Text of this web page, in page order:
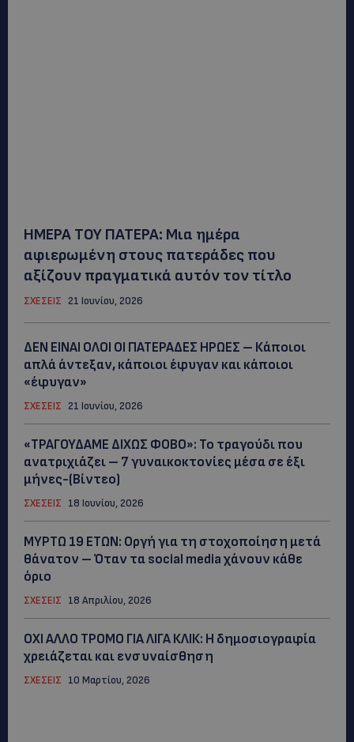
ΗΜΕΡΑ ΤΟΥ ΠΑΤΕΡΑ: Μια ημέρα
αφιερωμένη στους πατεράδες που
αξίζουν πραγματικά αυτόν τον τίτλο
ΣΧΕΣΕΙΣ 21 Ιουνίου, 2026
ΔΕΝ ΕΙΝΑΙ ΟΛΟΙ ΟΙ ΠΑΤΕΡΑΔΕΣ ΗΡΩΕΣ – Κάποιοι
απλά άντεξαν, κάποιοι έφυγαν και κάποιοι
«έφυγαν»
ΣΧΕΣΕΙΣ 21 Ιουνίου, 2026
«ΤΡΑΓΟΥΔΑΜΕ ΔΙΧΩΣ ΦΟΒΟ»: Το τραγούδι που
ανατριχιάζει – 7 γυναικοκτονίες μέσα σε έξι
μήνες-(Βίντεο)
ΣΧΕΣΕΙΣ 18 Ιουνίου, 2026
ΜYΡΤΩ 19 ΕΤΩΝ: Οργή για τη στοχοποίηση μετά
θάνατον – Όταν τα social media χάνουν κάθε
όριο
ΣΧΕΣΕΙΣ 18 Απριλίου, 2026
ΟΧΙ ΑΛΛΟ ΤΡΟΜΟ ΓΙΑ ΛΙΓΑ ΚΛΙΚ: Η δημοσιογραφία
χρειάζεται και ενσυναίσθηση
ΣΧΕΣΕΙΣ 10 Μαρτίου, 2026